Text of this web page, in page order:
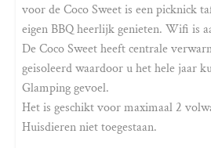
voor de Coco Sweet is een picknick
eigen BBQ heerlijk genieten. Wifi is
De Coco Sweet heeft centrale
geisoleerd waardoor u het hele jaar
Glamping gevoel.
Het is geschikt voor maximaal 2
Huisdieren niet toegestaan.